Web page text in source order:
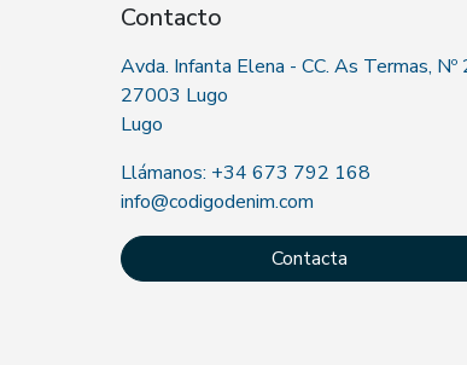
Contacto
Avda. Infanta Elena - CC. As Termas, Nº
27003 Lugo
Lugo
Llámanos: +34 673 792 168
info@codigodenim.com
Contacta